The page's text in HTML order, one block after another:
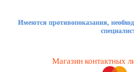
Имеются противопоказания,
Магазин контактных